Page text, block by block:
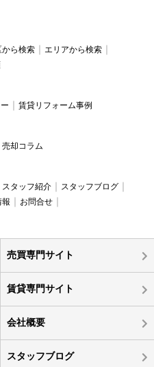
から検索
エリアから検索
賃貸リフォーム事例
売却コラム
スタッフ紹介
スタッフブログ
報
お問合せ
売買専門サイト
賃貸専門サイト
会社概要
スタッフブログ